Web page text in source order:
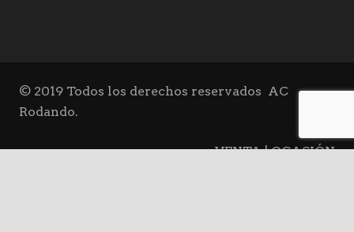
© 2019 Todos los derechos reservados AC
Rodando.
VENTA | OCASIÓN